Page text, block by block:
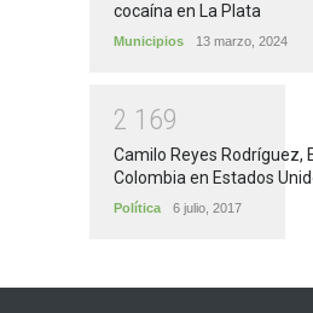
cocaína en La Plata
Municipios 13 marzo, 2024
2 1 69
Camilo Reyes Rodríguez,
Colombia en Estados
Política 6 julio, 2017